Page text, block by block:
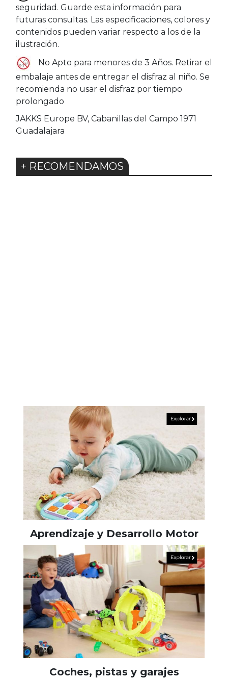
seguridad. Guarde esta información para
futuras consultas. Las especificaciones, colores y
contenidos pueden variar respecto a los de la
ilustración.
No Apto para menores de 3 Años. Retirar el
embalaje antes de entregar el disfraz al niño. Se
recomienda no usar el disfraz por tiempo
prolongado
JAKKS Europe BV, Cabanillas del Campo 1971
Guadalajara
+ RECOMENDAMOS
Aprendizaje y Desarrollo Motor
Coches, pistas y garajes